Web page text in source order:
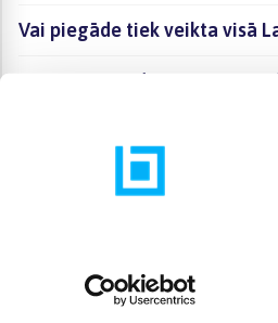
Vai piegāde tiek veikta visā
Vai portatīvo datoru var